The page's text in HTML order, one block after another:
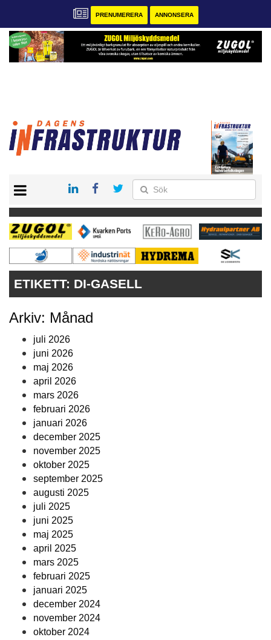
PRENUMERERA ANNONSERA
KONTAKT
VÅRA ANDRA MAGASIN
PRENUMERERA
ANNONSERA
ETIKETT: DI-GASELL
Arkiv: Månad
juli 2026
juni 2026
maj 2026
april 2026
mars 2026
februari 2026
januari 2026
december 2025
november 2025
oktober 2025
september 2025
augusti 2025
juli 2025
juni 2025
maj 2025
april 2025
mars 2025
februari 2025
januari 2025
december 2024
november 2024
oktober 2024